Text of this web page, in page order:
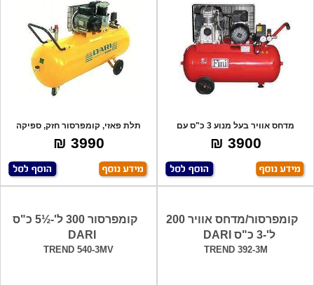
מדחס אוויר בעל מנוע 3 כ"ס עם
רצועה איכות
3900 ₪
תלת פאזי, קומפרסור חזק, ספיקה
לדקה 320 ל
3990 ₪
קומפרסור/מדחס אוויר 200
ל'-3 כ"ס DARI
TREND 392-3M
קומפרסור 300 ל'-½5 כ"ס
DARI
TREND 540-3MV